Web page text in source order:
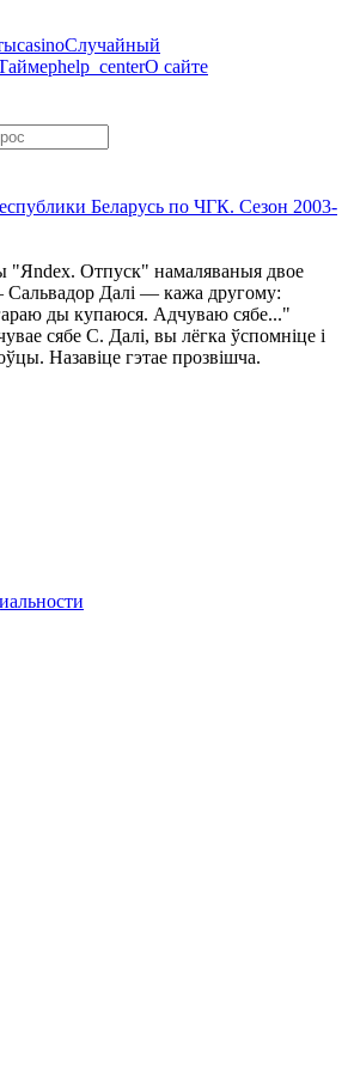
casinoСлучайный
help_centerО сайте
Беларусь по ЧГК. Сезон 2003-
"Яndex. Отпуск" намаляваныя двое
Сальвадор Далi — кажа другому:
ды купаюся. Адчуваю сябе..."
сябе С. Далi, вы лёгка ўспомнiце i
Назавiце гэтае прозвiшча.